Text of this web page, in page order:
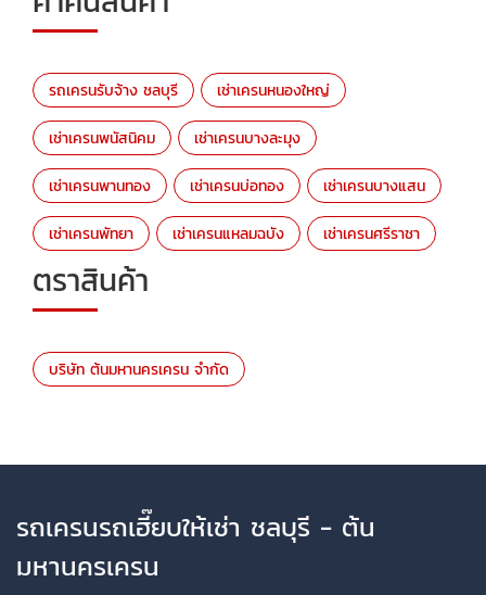
รถเครนรับจ้าง ชลบุรี เช่าเครนหนองใหญ่
เช่าเครนพนัสนิคม เช่าเครนบางละมุง
เช่าเครนพานทอง เช่าเครนบ่อทอง เช่าเครนบางแสน
เช่าเครนพัทยา เช่าเครนแหลมฉบัง เช่าเครนศรีราชา
ตราสินค้า
บริษัท ต้นมหานครเครน จำกัด
รถเครนรถเฮี๊ยบให้เช่า ชลบุรี - ต้น
มหานครเครน